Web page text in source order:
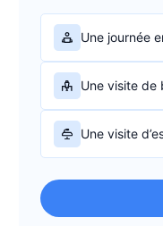
Une journée
Une visite de
Une visite